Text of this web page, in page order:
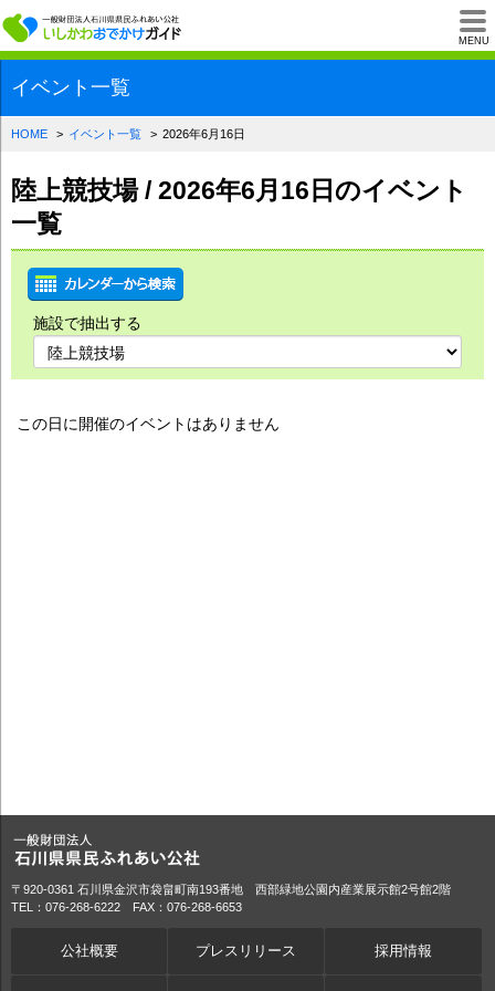
MENU
一般財団法人石川
イベント一覧
HOME イベント一覧 2026年6月16日
陸上競技場 / 2026年6月16日のイベント
一覧
施設で抽出する
この日に開催のイベントはありません
〒920-0361 石川県金沢市袋畠町南193番地 西部緑地公園内産業展示館2号館2階
TEL：076-268-6222 FAX：076-268-6653
公社概要 プレスリリース 採用情報